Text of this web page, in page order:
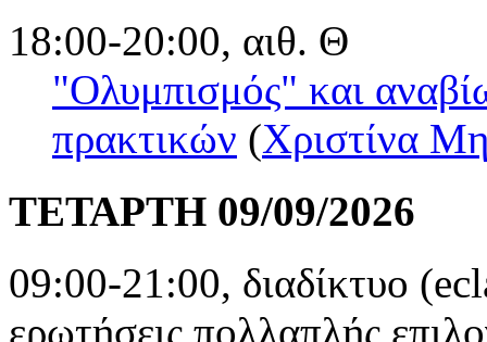
18:00-20:00, αιθ. Θ
"Ολυμπισμός" και
πρακτικών (Χριστίνα
ΤΕΤΑΡΤΗ 09/09/2026
09:00-21:00, διαδίκτυο
ερωτήσεις πολλαπλής